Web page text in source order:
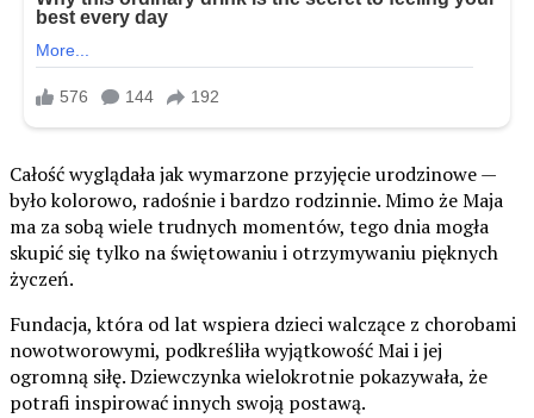
Całość wyglądała jak wymarzone przyjęcie urodzinowe —
było kolorowo, radośnie i bardzo rodzinnie. Mimo że Maja
ma za sobą wiele trudnych momentów, tego dnia mogła
skupić się tylko na świętowaniu i otrzymywaniu pięknych
życzeń.
Fundacja, która od lat wspiera dzieci walczące z chorobami
nowotworowymi, podkreśliła wyjątkowość Mai i jej
ogromną siłę. Dziewczynka wielokrotnie pokazywała, że
potrafi inspirować innych swoją postawą.